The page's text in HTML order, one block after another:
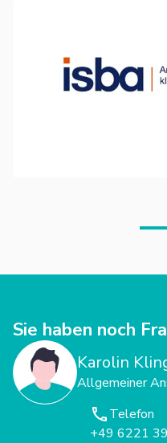
Sie haben noch
Karolin
Allgemeiner
Telefon
+49 6221